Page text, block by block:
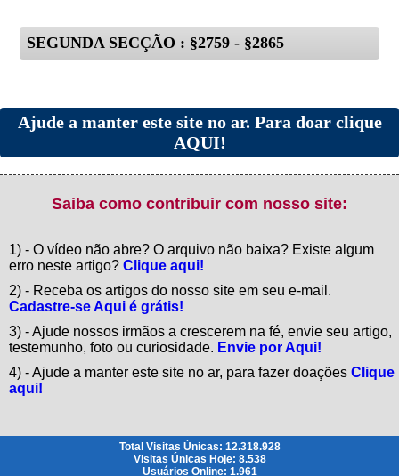
SEGUNDA SECÇÃO : §2759 - §2865
Ajude a manter este site no ar. Para doar clique
AQUI!
Saiba como contribuir com nosso site:
1) - O vídeo não abre? O arquivo não baixa? Existe algum
erro neste artigo? Clique aqui!
2) - Receba os artigos do nosso site em seu e-mail.
Cadastre-se Aqui é grátis!
3) - Ajude nossos irmãos a crescerem na fé, envie seu artigo,
testemunho, foto ou curiosidade. Envie por Aqui!
4) - Ajude a manter este site no ar, para fazer doações Clique
aqui!
Total Visitas Únicas: 12.318.928
Visitas Únicas Hoje: 8.538
Usuários Online: 1.961